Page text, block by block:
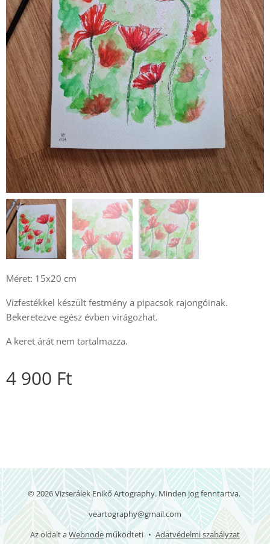
Méret: 15x20 cm
Vízfestékkel készült festmény a pipacsok rajongóinak.
Bekeretezve egész évben virágozhat.
A keret árát nem tartalmazza.
4 900 Ft
© 2026 Vizserálek Enikő Artography. Minden jog fenntartva.
veartography@gmail.com
Az oldalt aWebnodeműködteti Adatvédelmi szabályzat